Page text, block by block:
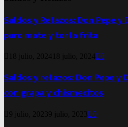
Saldos y Retazos: Don Pepe y
puro mate y torta frita
18 julio, 2024 18 julio, 2024 0
Saldos y retazos: Don Pepe y
con grapa y chismecitos
9 julio, 20239 julio, 2023 0